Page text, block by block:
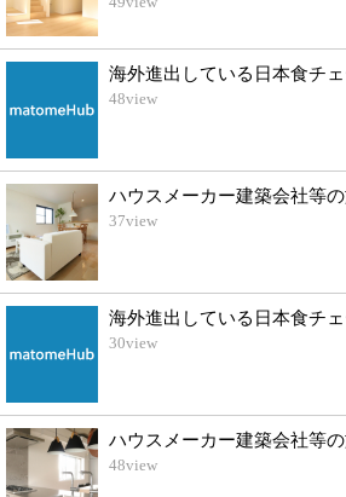
海外進出している日本食チ
48view
ハウスメーカー建築会社等
37view
海外進出している日本食チ
30view
ハウスメーカー建築会社等
48view